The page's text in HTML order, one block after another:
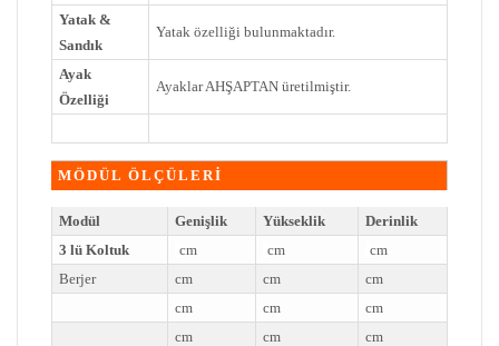
Yatak &
Sandık
Yatak özelliği bulunmaktadır.
Ayak
Özelliği
Ayaklar AHŞAPTAN üretilmiştir.
MÖDÜL ÖLÇÜLERİ
Modül Genişlik Yükseklik
Derinlik
3 lü Koltuk
cm cm
cm
Berjer
cm cm
cm
cm
cm
cm
cm
cm
cm